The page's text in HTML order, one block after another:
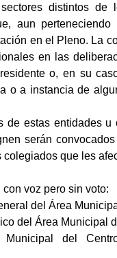
distintos de
aun
en el Pleno. La
en las
o, en su
o a instancia de
de estas entidades
serán
colegiados que les
voz pero sin voto:
del Área
del Área Municipal
Municipal del